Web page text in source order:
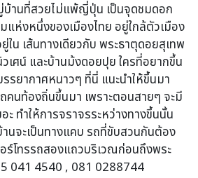
บ้านที่สวยไม่แพ้ญี่ปุ่น เป็นจุดชมดอก
แห่งหนึ่งของเมืองไทย อยู่ใกล้ตัวเมือง
ใน เส้นทางเดียวกับ พระธาตุดอยสุเทพ
เศน์ และบ้านม้งดอยปุย ใครที่อยากขึ้น
รยากาศหนาวๆ ที่นี่ แนะนำให้ขึ้นมา
คนท้องถิ่นขึ้นมา เพราะตอนสายๆ จะมี
ะ ทำให้การจราจรระหว่างทางขึ้นนั้น
นจะเป็นทางแคบ รถที่ขับสวนกันต้อง
อร์โทรรถสองแถวบริเวณก่อนถึงพระ
041 4540 , 081 0288744